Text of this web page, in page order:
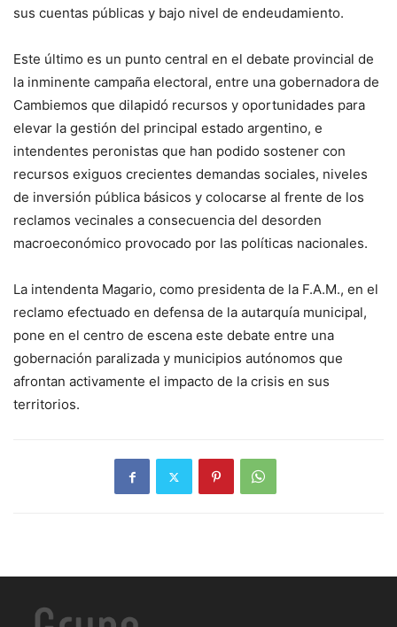
sus cuentas públicas y bajo nivel de endeudamiento.
Este último es un punto central en el debate provincial de
la inminente campaña electoral, entre una gobernadora de
Cambiemos que dilapidó recursos y oportunidades para
elevar la gestión del principal estado argentino, e
intendentes peronistas que han podido sostener con
recursos exiguos crecientes demandas sociales, niveles
de inversión pública básicos y colocarse al frente de los
reclamos vecinales a consecuencia del desorden
macroeconómico provocado por las políticas nacionales.
La intendenta Magario, como presidenta de la F.A.M., en el
reclamo efectuado en defensa de la autarquía municipal,
pone en el centro de escena este debate entre una
gobernación paralizada y municipios autónomos que
afrontan activamente el impacto de la crisis en sus
territorios.